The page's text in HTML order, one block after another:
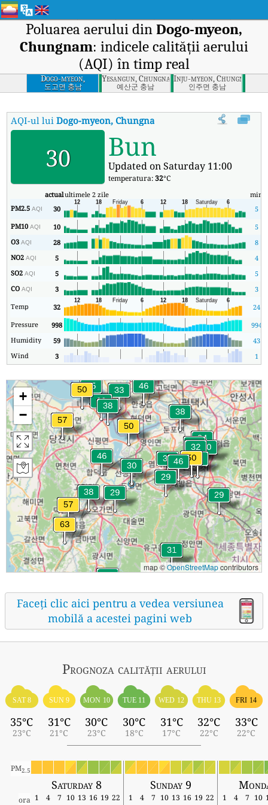
Poluarea aerului din Dogo-myeon,
Chungnam: indicele calității aerului
(AQI) în timp real
Dogo-myeon,
Chungnam
도고면 충남
Yesangun, Chungnam
예산군 충남
Inju-myeon, Chungnam
인주면 충남
AQI-ul luiDogo-myeon, Chungnam Indicele calității aerului
30 Bun
Updated on Saturday 11:00
temperatura:32°C
actualultimele 2 zile min
PM2.5AQI 30 5
PM10AQI 10 5
O3AQI 28 8
NO2AQI 5 4
SO2AQI 5
5
COAQI 3
3
Temp
32 24
Pressure
998 994
Humidity
59 43
Wind
3 1
+
−
map ©OpenStreetMapcontributors
Faceți clic aici pentru a vedea versiunea
mobilă a acestei pagini web
Prognoza calității aerului
SAT 8
35°C
23°C
SUN 9
31°C
21°C
MON 10
30°C
23°C
TUE 11
30°C
18°C
WED 12
31°C
17°C
THU 13
32°C
22°C
FRI 14
33°C
22°C
PM2.5
Saturday 8 Sunday 9
ora 1 4 7 10 13 16 19 22 1 4 7 10 13 16 19 22 1 4 7 10